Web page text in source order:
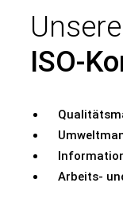
ISO-
Arbeits-